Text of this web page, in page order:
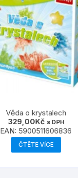
Věda o krystalech
329,00Kč s DPH
EAN: 5900511606836
ČTĚTE VÍCE